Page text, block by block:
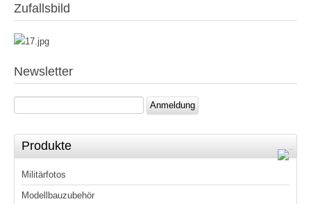
Zufallsbild
Newsletter
Anmeldung
Produkte
Militärfotos
Modellbauzubehör